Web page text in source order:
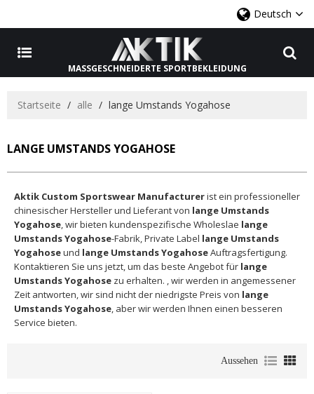
Deutsch
MASSGESCHNEIDERTE SPORTBEKLEIDUNG
Startseite / alle / lange Umstands Yogahose
LANGE UMSTANDS YOGAHOSE
Aktik Custom Sportswear Manufacturerist ein professioneller
chinesischer Hersteller und Lieferant von lange Umstands
Yogahose, wir bieten kundenspezifische Wholeslae lange
Umstands Yogahose-Fabrik, Private Label lange Umstands
Yogahoseund lange Umstands YogahoseAuftragsfertigung.
Kontaktieren Sie uns jetzt, um das beste Angebot für lange
Umstands Yogahose zu erhalten. , wir werden in angemessener
Zeit antworten, wir sind nicht der niedrigste Preis von lange
Umstands Yogahose, aber wir werden Ihnen einen besseren
Service bieten.
Aussehen